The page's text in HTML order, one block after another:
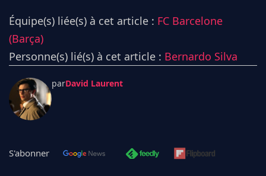
Équipe(s) liée(s) à cet article : FC Barcelone
(Barça)
Personne(s) lié(s) à cet article : Bernardo Silva
parDavid Laurent
S'abonner